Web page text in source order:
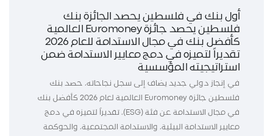
أول بنك في فلسطين يحصد الجائزة بنك
فلسطين يحصد جائزة Euromoney العالمية
كأفضل بنك في مجال الاستدامة للعام 2026
تقديراً لتميزه في دمج معايير الاستدامة ضمن
استراتيجيته المؤسسية
في إنجاز دولي جديد يضاف إلى سجل نجاحاته، حصد بنك
فلسطين جائزة Euromoney العالمية لعام 2026 كأفضل بنك
في مجال الاستدامة عن فئة (ESG)، تقديراً لتميزه في دمج
معايير الاستدامة البيئية، والاستدامة المجتمعية، والحوكمة